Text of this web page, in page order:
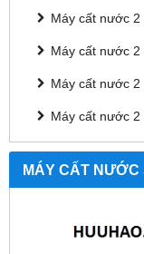
Máy cất nước 2
Máy cất nước
Máy cất nước 2
Máy cất nước
MÁY CẤT NƯỚC